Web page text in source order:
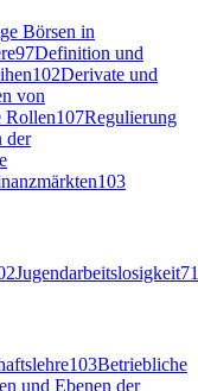
Börsen in
97Definition und
102Derivate und
von
Rollen107Regulierung
der
103
Jugendarbeitslosigkeit71
103Betriebliche
und Ebenen der